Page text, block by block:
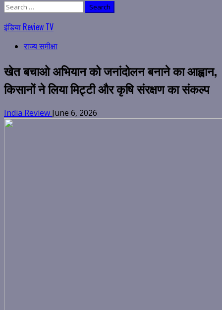
Search
इंडिया Review TV
राज्य समीक्षा
खेत बचाओ अभियान को जनांदोलन बनाने का आह्वान,
किसानों ने लिया मिट्टी और कृषि संरक्षण का संकल्प
India Review June 6, 2026